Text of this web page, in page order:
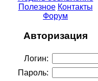
Полезное Контакты
Форум
Авторизация
Логин:
Пароль: